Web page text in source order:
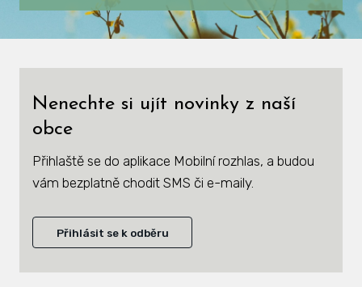
Nenechte si ujít novinky z naší
obce
Přihlaště se do aplikace Mobilní rozhlas, a budou
vám bezplatně chodit SMS či e-maily.
Přihlásit se k odběru